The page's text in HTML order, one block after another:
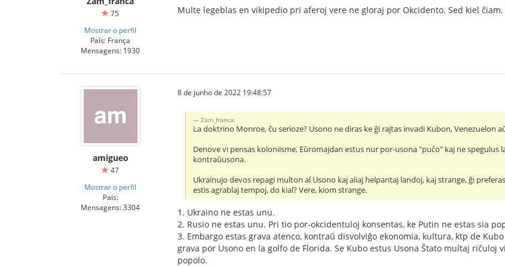
75
Mostrar o perfil
País: França
Mensagens: 1930
Multe legeblas en vikipedio pri aferoj vere ne gloraj por Okcidento. Sed kiel
amigueo
47
Mostrar o perfil
País:
Mensagens: 3304
8 de junho de 2022 19:48:57
Zam_franca:
La doktrino Monroe, ĉu serioze? Usono ne diras ke ĝi rajtas invadi Kubon, Venezuelon
Denove vi pensas koloniisme, Eŭromajdan estus nur por-usona "puĉo" kaj ne spegulus
kontraŭusona.
Ukrainujo devos repagi multon al Usono kaj aliaj helpantaj landoj, kaj strange, ĝi
estis agrablaj tempoj, do kial? Vere, kiom strange.
1. Ukraino ne estas unu.
2. Rusio ne estas unu. Pri tio por-okcidentuloj konsentas, ke Putin ne estas sia
3. Embargo estas grava atenco, kontraŭ disvolviĝo ekonomia, kultura, ktp de
grava por Usono en la golfo de Florida. Se Kubo estus Usona Ŝtato multaj riĉuloj
popolo.